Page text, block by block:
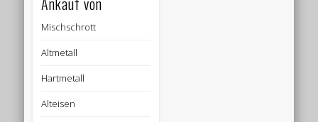
Mischschrott
Altmetall
Hartmetall
Alteisen